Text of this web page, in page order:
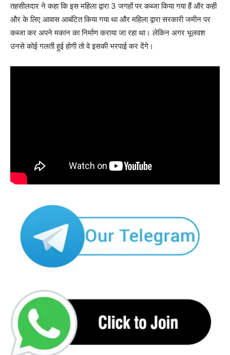
तहसीलदार ने कहा कि इस महिला द्वारा 3 जगहों पर कब्जा किया गया हैं और कही
और के लिए आवास आबंटित किया गया था और महिला द्वारा सरकारी जमीन पर
कब्जा कर अपने मकान का निर्माण कराया जा रहा था। लेकिन अगर भूलवश
उनसे कोई गलती हुई होगी तो वे इसकी भरपाई कर देंगे।